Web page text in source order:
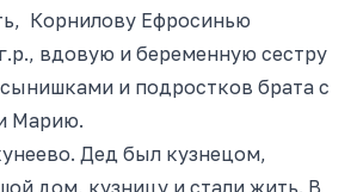
Корнилову Ефросинью
вдовую и беременную сестру
и подростков брата с
Марию.
Дед был кузнецом,
дом, кузницу и стали жить. В